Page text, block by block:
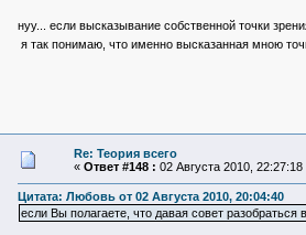
нуу... если высказывание собственной точки
я так понимаю, что именно высказанная мною
Re: Теория всего
« Ответ #148 : 02 Августа 2010, 22:27:18
Цитата: Любовь от 02 Августа 2010, 20:04:40
если Вы полагаете, что давая совет